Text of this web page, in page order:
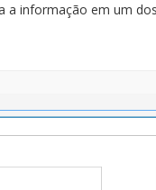
a informação em um